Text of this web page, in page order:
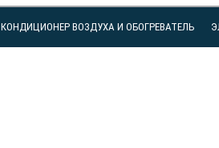
КОНДИЦИОНЕР ВОЗДУХА И ОБОГРЕВАТЕЛЬ